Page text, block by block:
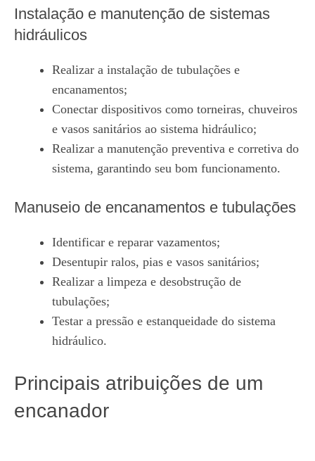
Instalação e manutenção de sistemas
hidráulicos
Realizar a instalação de tubulações e
encanamentos;
Conectar dispositivos como torneiras, chuveiros
e vasos sanitários ao sistema hidráulico;
Realizar a manutenção preventiva e corretiva do
sistema, garantindo seu bom funcionamento.
Manuseio de encanamentos e tubulações
Identificar e reparar vazamentos;
Desentupir ralos, pias e vasos sanitários;
Realizar a limpeza e desobstrução de
tubulações;
Testar a pressão e estanqueidade do sistema
hidráulico.
Principais atribuições de um
encanador